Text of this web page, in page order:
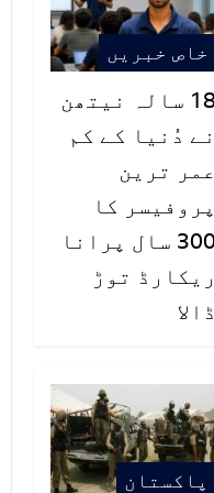
خاص خبریں
18 سالہ نیتھن
نے دُنیا کے کم
عمر ترین
پروفیسر کا
300 سال پرانا
ریکارڈ توڑ
ڈالا
پاکستان